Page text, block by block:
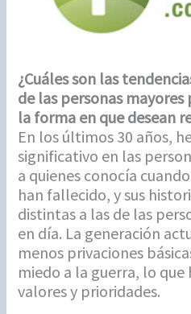
¿Cuáles son las
de las personas mayores
la forma en que desean
En los últimos 30 años,
significativo en las
a quienes conocía
han fallecido, y sus
distintas a las de las
en día. La generación
menos privaciones
miedo a la guerra, lo que
valores y prioridades.